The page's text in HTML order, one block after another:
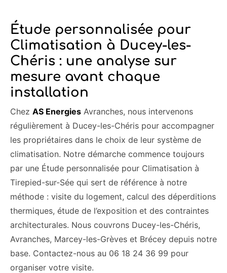
Étude personnalisée pour
Climatisation à Ducey-les-
Chéris : une analyse sur
mesure avant chaque
installation
Chez AS Energies Avranches, nous intervenons
régulièrement à Ducey-les-Chéris pour accompagner
les propriétaires dans le choix de leur système de
climatisation. Notre démarche commence toujours
par une Étude personnalisée pour Climatisation à
Tirepied-sur-Sée qui sert de référence à notre
méthode : visite du logement, calcul des déperditions
thermiques, étude de l’exposition et des contraintes
architecturales. Nous couvrons Ducey-les-Chéris,
Avranches, Marcey-les-Grèves et Brécey depuis notre
base. Contactez-nous au 06 18 24 36 99 pour
organiser votre visite.